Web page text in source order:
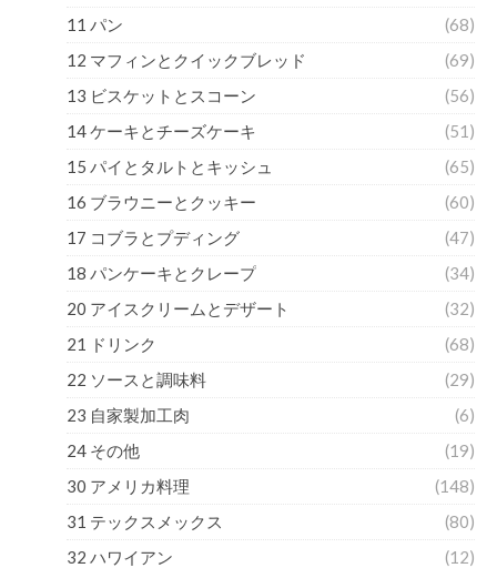
11 パン
(68)
12 マフィンとクイックブレッド
(69)
13 ビスケットとスコーン
(56)
14 ケーキとチーズケーキ
(51)
15 パイとタルトとキッシュ
(65)
16 ブラウニーとクッキー
(60)
17 コブラとプディング
(47)
18 パンケーキとクレープ
(34)
20 アイスクリームとデザート
(32)
21 ドリンク
(68)
22 ソースと調味料
(29)
23 自家製加工肉
(6)
24 その他
(19)
30 アメリカ料理
(148)
31 テックスメックス
(80)
32 ハワイアン
(12)